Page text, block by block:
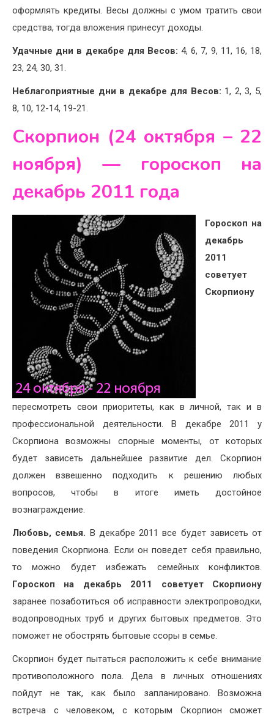
оформлять кредиты. Весы должны с умом тратить свои
средства, тогда вложения принесут доходы.
Удачные дни в декабре для Весов: 4, 6, 7, 9, 11, 16, 18,
23, 24, 30, 31.
Неблагоприятные дни в декабре для Весов: 1, 2, 3, 5,
8, 10, 12-14, 19-21.
Скорпион (24 октября – 22
ноября) — гороскоп на
декабрь 2011 года
Гороскоп на
декабрь
2011
советует
Скорпиону
пересмотреть свои приоритеты, как в личной, так и в
профессиональной деятельности. В декабре 2011 у
Скорпиона возможны спорные моменты, от которых
будет зависеть дальнейшее развитие дел. Скорпион
должен взвешенно подходить к решению любых
вопросов, чтобы в итоге иметь достойное
вознаграждение.
Любовь, семья. В декабре 2011 все будет зависеть от
поведения Скорпиона. Если он поведет себя правильно,
то можно будет избежать семейных конфликтов.
Гороскоп на декабрь 2011 советует Скорпиону
заранее позаботиться об исправности электропроводки,
водопроводных труб и других бытовых предметов. Это
поможет не обострять бытовые ссоры в семье.
Скорпион будет пытаться расположить к себе внимание
противоположного пола. Дела в личных отношениях
пойдут не так, как было запланировано. Возможна
встреча с человеком, с которым Скорпион сможет